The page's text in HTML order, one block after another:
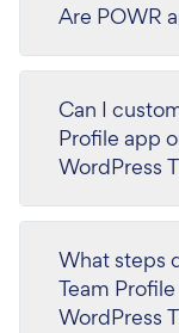
Are POWR
Can I
Profile app
WordPress
What steps
Team
WordPress